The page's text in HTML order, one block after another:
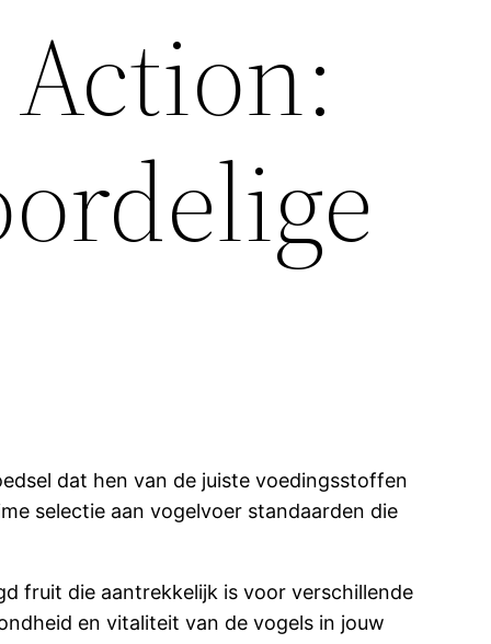
dat hen van de juiste voedingsstoffen
selectie aan vogelvoer standaarden die
fruit die aantrekkelijk is voor verschillende
en vitaliteit van de vogels in jouw